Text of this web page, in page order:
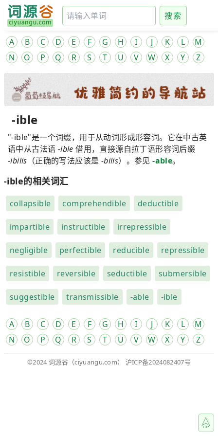
搜索
A B C D E F G H I J K L
M
N
O P Q R S T U V W X Y Z
-ible
"-ible"是一个词缀，用于从动词形成形容词。它在中古英
语中从古法语 -ible 借用，直接源自拉丁语形容词后缀
-ibilis （正确的写法应该是 -bilis）。参见-able。
-ible的相关词汇
collapsible comprehendible deductible
impartible instructible irrepressible
negligible perfectible reducible repressible
resistible reversible seductible submersible
suggestible transmissible -able -ible
A B C D E F G H I J K L
M
N
O P Q R S T U V W X Y Z
©2024 词源谷 （ciyuangu.com） 沪ICP备2024082407号